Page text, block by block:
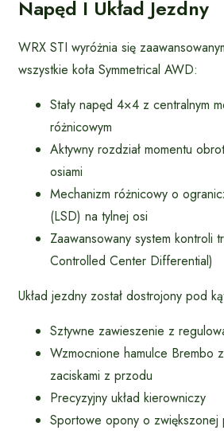
Napęd I Układ Jezdny
WRX STI wyróżnia się
wszystkie koła Symmetrical AWD:
Stały napęd 4×4 z centralnym
różnicowym
Aktywny rozdział momentu
osiami
Mechanizm różnicowy o
(LSD) na tylnej osi
Zaawansowany system kontroli
Controlled Center Differential)
Układ jezdny został dostrojony pod
Sztywne zawieszenie z
Wzmocnione hamulce Brembo
zaciskami z przodu
Precyzyjny układ kierowniczy
Sportowe opony o zwiększonej